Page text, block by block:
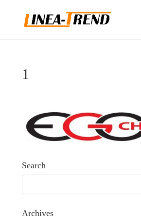
1
Search
Archives